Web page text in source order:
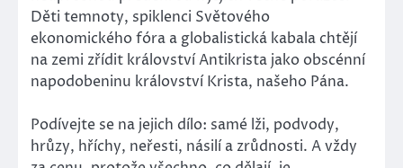
Děti temnoty, spiklenci Světového
ekonomického fóra a globalistická kabala chtějí
na zemi zřídit království Antikrista jako obscénní
napodobeninu království Krista, našeho Pána.
Podívejte se na jejich dílo: samé lži, podvody,
hrůzy, hříchy, neřesti, násilí a zrůdnosti. A vždy